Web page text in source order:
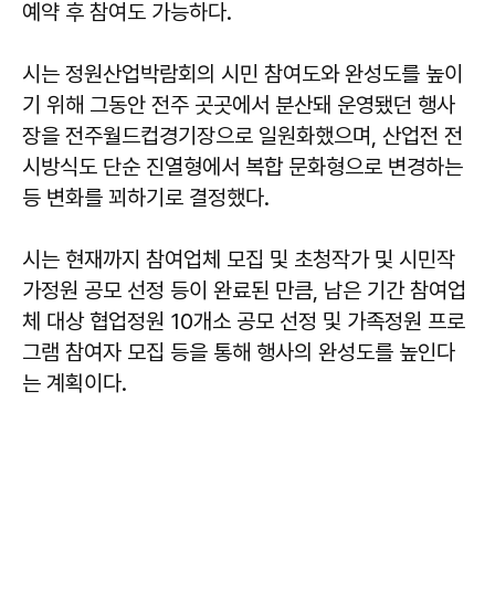
예약 후 참여도 가능하다.
시는 정원산업박람회의 시민 참여도와 완성도를 높이
기 위해 그동안 전주 곳곳에서 분산돼 운영됐던 행사
장을 전주월드컵경기장으로 일원화했으며, 산업전 전
시방식도 단순 진열형에서 복합 문화형으로 변경하는
등 변화를 꾀하기로 결정했다.
시는 현재까지 참여업체 모집 및 초청작가 및 시민작
가정원 공모 선정 등이 완료된 만큼, 남은 기간 참여업
체 대상 협업정원 10개소 공모 선정 및 가족정원 프로
그램 참여자 모집 등을 통해 행사의 완성도를 높인다
는 계획이다.